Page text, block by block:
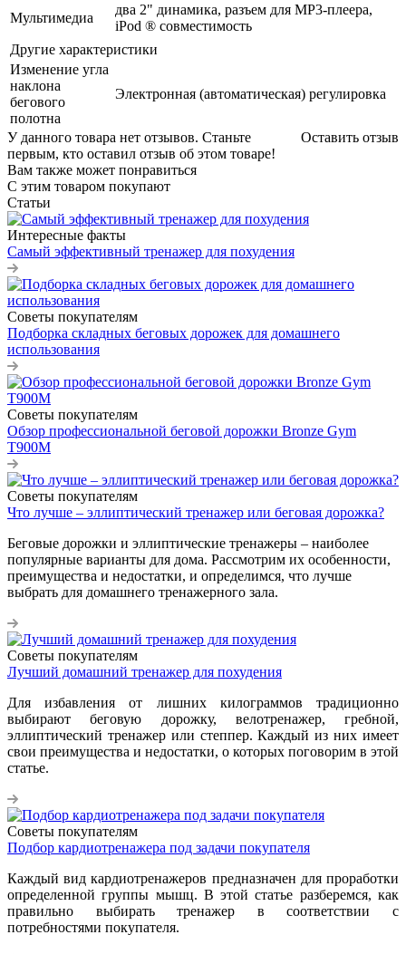
Мультимедиа
два 2" динамика, разъем для МР3-плеера,
iPod ® совместимость
Другие характеристики
Изменение угла
наклона
бегового
полотна
Электронная (автоматическая) регулировка
Оставить отзыв
У данного товара нет отзывов. Станьте
первым, кто оставил отзыв об этом товаре!
Вам также может понравиться
С этим товаром покупают
Статьи
Интересные факты
Самый эффективный тренажер для похудения
Советы покупателям
Подборка складных беговых дорожек для домашнего
использования
Советы покупателям
Обзор профессиональной беговой дорожки Bronze Gym
T900M
Советы покупателям
Что лучше – эллиптический тренажер или беговая дорожка?
Беговые дорожки и эллиптические тренажеры – наиболее
популярные варианты для дома. Рассмотрим их особенности,
преимущества и недостатки, и определимся, что лучше
выбрать для домашнего тренажерного зала.
Советы покупателям
Лучший домашний тренажер для похудения
Для избавления от лишних килограммов традиционно
выбирают беговую дорожку, велотренажер, гребной,
эллиптический тренажер или степпер. Каждый из них имеет
свои преимущества и недостатки, о которых поговорим в этой
статье.
Советы покупателям
Подбор кардиотренажера под задачи покупателя
Каждый вид кардиотренажеров предназначен для проработки
определенной группы мышц. В этой статье разберемся, как
правильно выбирать тренажер в соответствии с
потребностями покупателя.